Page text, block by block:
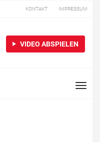
KONTAKT IMPRESSUM
VIDEO ABSPIELEN
Toggle